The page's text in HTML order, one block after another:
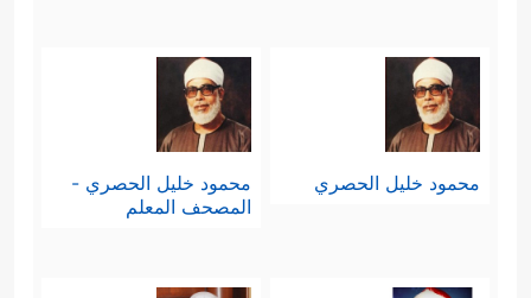
محمود خليل الحصري
محمود خليل الحصري -
المصحف المعلم